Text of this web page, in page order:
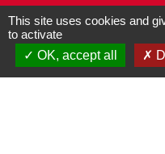
2 rue
27130
+33
This site uses cookies and
to activate
OK, accept all